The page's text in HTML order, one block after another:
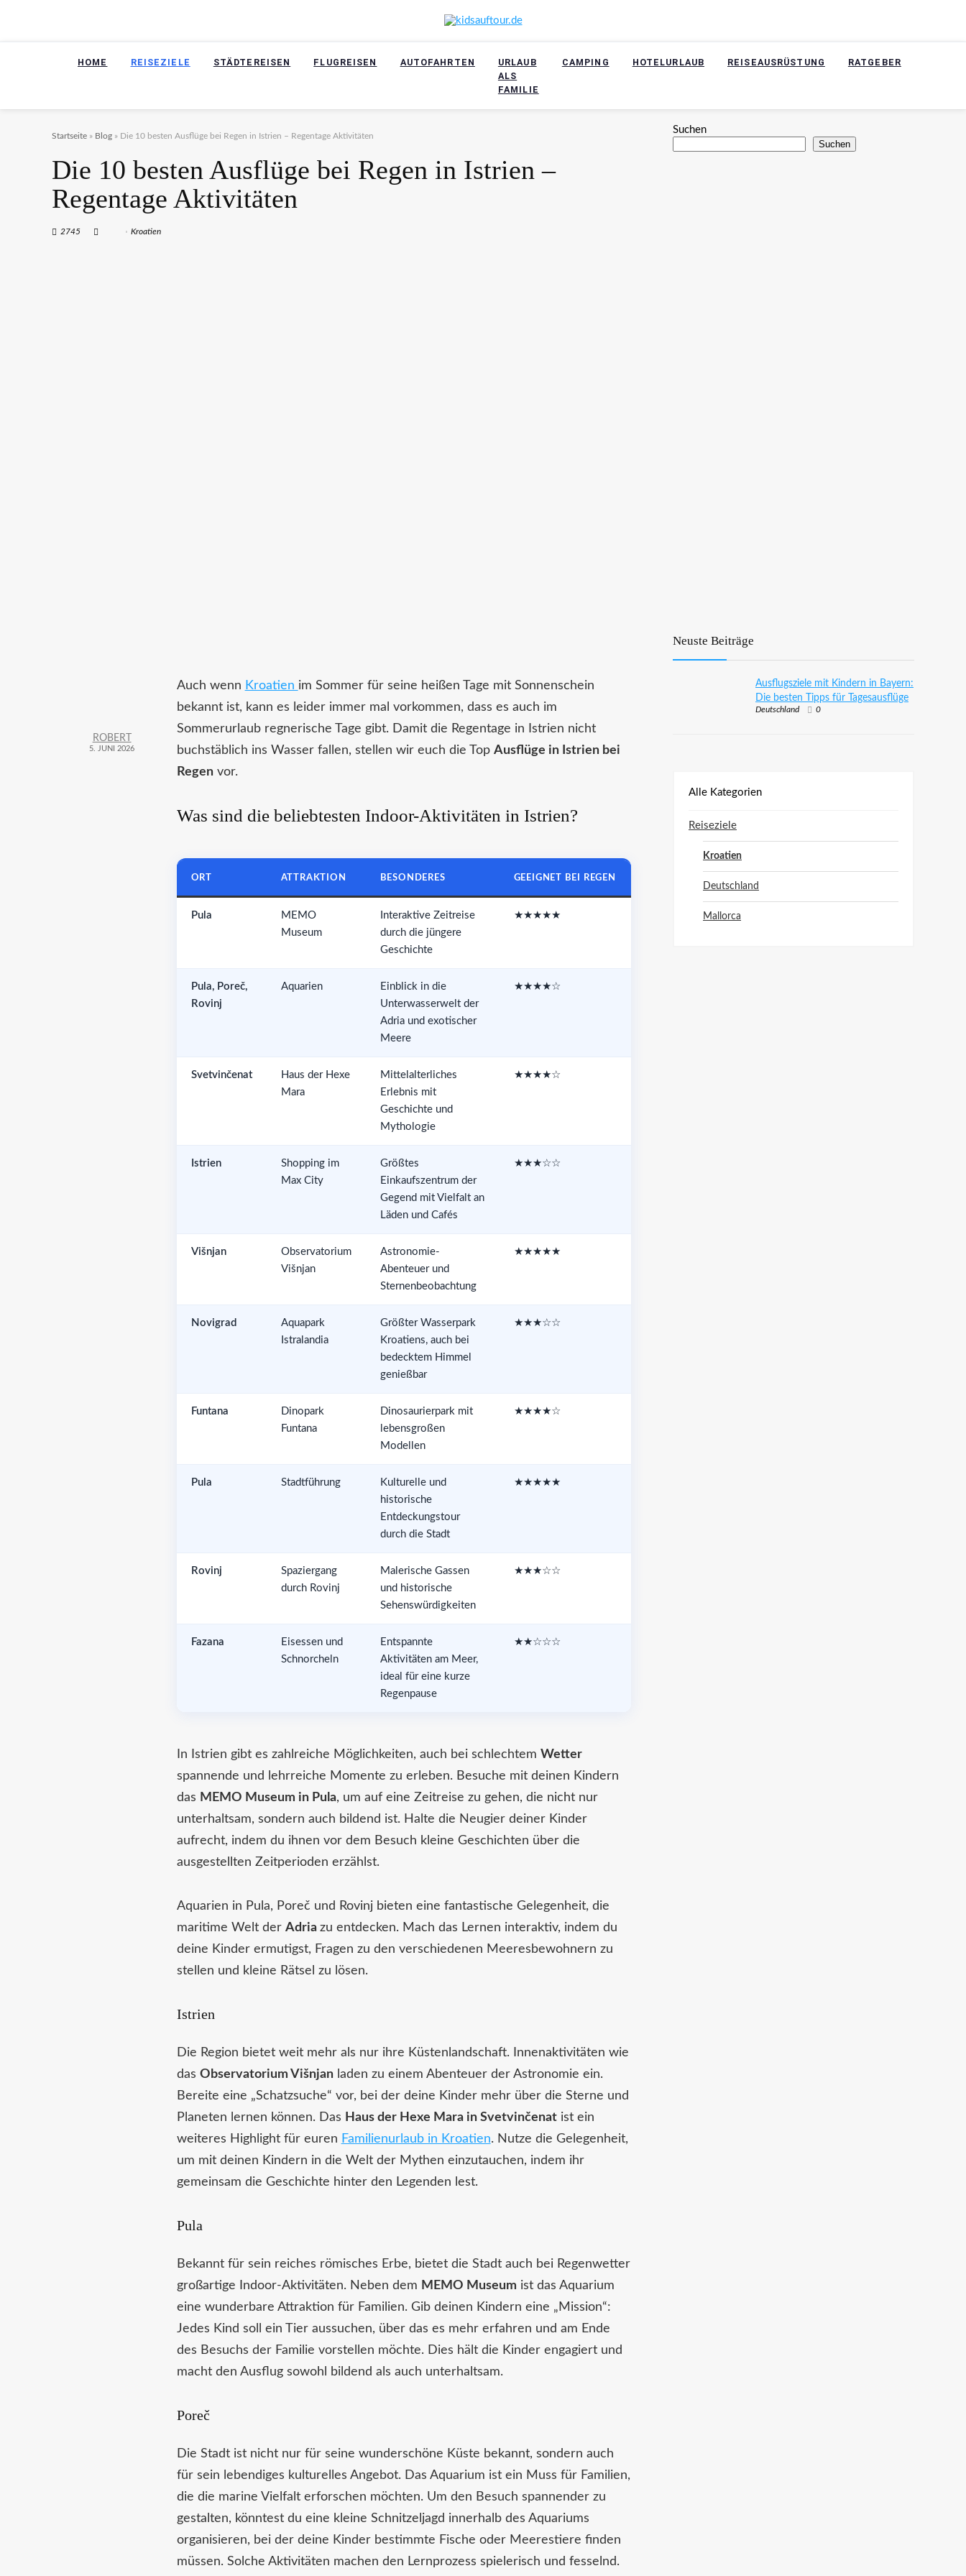
HOME REISEZIELE STÄDTEREISEN FLUGREISEN AUTOFAHRTEN
URLAUB
ALS
FAMILIE
CAMPING HOTELURLAUB REISEAUSRÜSTUNG RATGEBER
Startseite » Blog » Die 10 besten Ausflüge bei Regen in Istrien – Regentage Aktivitäten
Die 10 besten Ausflüge bei Regen in Istrien –
Regentage Aktivitäten
2745 Kroatien
ROBERT
5. JUNI 2026
Auch wenn Kroatien im Sommer für seine heißen Tage mit Sonnenschein
bekannt ist, kann es leider immer mal vorkommen, dass es auch im
Sommerurlaub regnerische Tage gibt. Damit die Regentage in Istrien nicht
buchstäblich ins Wasser fallen, stellen wir euch die Top Ausflüge in Istrien bei
Regenvor.
Was sind die beliebtesten Indoor-Aktivitäten in Istrien?
ORT ATTRAKTION BESONDERES GEEIGNET BEI REGEN
Pula
MEMO
Museum
Interaktive Zeitreise
durch die jüngere
Geschichte
★★★★★
Pula, Poreč,
Rovinj
Aquarien
Einblick in die
Unterwasserwelt der
Adria und exotischer
Meere
★★★★☆
Svetvinčenat
Haus der Hexe
Mara
Mittelalterliches
Erlebnis mit
Geschichte und
Mythologie
★★★★☆
Istrien
Shopping im
Max City
Größtes
Einkaufszentrum der
Gegend mit Vielfalt an
Läden und Cafés
★★★☆☆
Višnjan
Observatorium
Višnjan
Astronomie-
Abenteuer und
Sternenbeobachtung
★★★★★
Novigrad
Aquapark
Istralandia
Größter Wasserpark
Kroatiens, auch bei
bedecktem Himmel
genießbar
★★★☆☆
Funtana
Dinopark
Funtana
Dinosaurierpark mit
lebensgroßen
Modellen
★★★★☆
Pula Stadtführung
Kulturelle und
historische
Entdeckungstour
durch die Stadt
★★★★★
Rovinj
Spaziergang
durch Rovinj
Malerische Gassen
und historische
Sehenswürdigkeiten
★★★☆☆
Fazana
Eisessen und
Schnorcheln
Entspannte
Aktivitäten am Meer,
ideal für eine kurze
Regenpause
★★☆☆☆
In Istrien gibt es zahlreiche Möglichkeiten, auch bei schlechtem Wetter
spannende und lehrreiche Momente zu erleben. Besuche mit deinen Kindern
das MEMO Museum in Pula, um auf eine Zeitreise zu gehen, die nicht nur
unterhaltsam, sondern auch bildend ist. Halte die Neugier deiner Kinder
aufrecht, indem du ihnen vor dem Besuch kleine Geschichten über die
ausgestellten Zeitperioden erzählst.
Aquarien in Pula, Poreč und Rovinj bieten eine fantastische Gelegenheit, die
maritime Welt der Adria zu entdecken. Mach das Lernen interaktiv, indem du
deine Kinder ermutigst, Fragen zu den verschiedenen Meeresbewohnern zu
stellen und kleine Rätsel zu lösen.
Istrien
Die Region bietet weit mehr als nur ihre Küstenlandschaft. Innenaktivitäten wie
das Observatorium Višnjanladen zu einem Abenteuer der Astronomie ein.
Bereite eine „Schatzsuche“ vor, bei der deine Kinder mehr über die Sterne und
Planeten lernen können. Das Haus der Hexe Mara in Svetvinčenatist ein
weiteres Highlight für euren Familienurlaub in Kroatien. Nutze die Gelegenheit,
um mit deinen Kindern in die Welt der Mythen einzutauchen, indem ihr
gemeinsam die Geschichte hinter den Legenden lest.
Pula
Bekannt für sein reiches römisches Erbe, bietet die Stadt auch bei Regenwetter
großartige Indoor-Aktivitäten. Neben dem MEMO Museum ist das Aquarium
eine wunderbare Attraktion für Familien. Gib deinen Kindern eine „Mission“:
Jedes Kind soll ein Tier aussuchen, über das es mehr erfahren und am Ende
des Besuchs der Familie vorstellen möchte. Dies hält die Kinder engagiert und
macht den Ausflug sowohl bildend als auch unterhaltsam.
Poreč
Die Stadt ist nicht nur für seine wunderschöne Küste bekannt, sondern auch
für sein lebendiges kulturelles Angebot. Das Aquarium ist ein Muss für Familien,
die die marine Vielfalt erforschen möchten. Um den Besuch spannender zu
gestalten, könntest du eine kleine Schnitzeljagd innerhalb des Aquariums
organisieren, bei der deine Kinder bestimmte Fische oder Meerestiere finden
müssen. Solche Aktivitäten machen den Lernprozess spielerisch und fesselnd.
Suchen
Suchen
Neuste Beiträge
Ausflugsziele mit Kindern in Bayern:
Die besten Tipps für Tagesausflüge
Deutschland 0
Alle Kategorien
Reiseziele
Kroatien
Deutschland
Mallorca